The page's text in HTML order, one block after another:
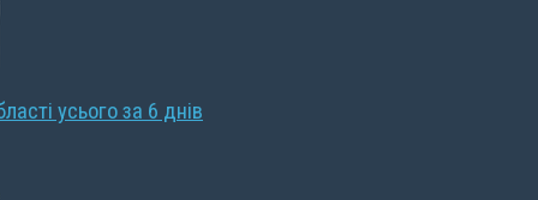
усього за 6 днів